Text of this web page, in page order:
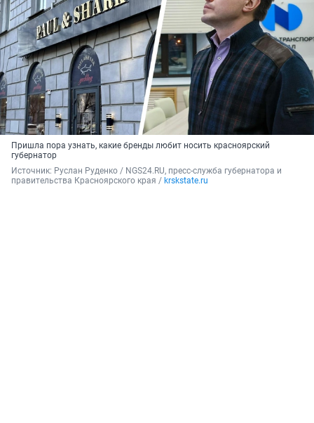
Пришла пора узнать, какие бренды любит носить красноярский
губернатор
Источник: Руслан Руденко / NGS24.RU, пресс-служба губернатора и
правительства Красноярского края / krskstate.ru